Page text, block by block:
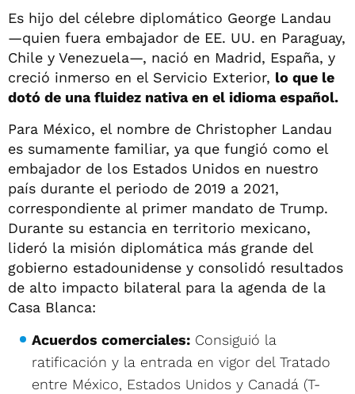
Es hijo del célebre diplomático George Landau
—quien fuera embajador de EE. UU. en Paraguay,
Chile y Venezuela—, nació en Madrid, España, y
creció inmerso en el Servicio Exterior, lo que le
dotó de una fluidez nativa en el idioma español.
Para México, el nombre de Christopher Landau
es sumamente familiar, ya que fungió como el
embajador de los Estados Unidos en nuestro
país durante el periodo de 2019 a 2021,
correspondiente al primer mandato de Trump.
Durante su estancia en territorio mexicano,
lideró la misión diplomática más grande del
gobierno estadounidense y consolidó resultados
de alto impacto bilateral para la agenda de la
Casa Blanca:
Acuerdos comerciales: Consiguió la
ratificación y la entrada en vigor del Tratado
entre México, Estados Unidos y Canadá (T-